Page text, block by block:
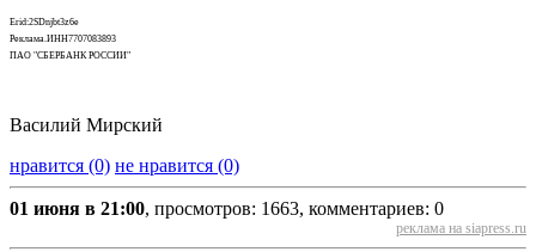
Erid:2SDnjbt3z6e
Реклама.ИНН7707083893
ПАО "СБЕРБАНК РОССИИ"
Василий Мирский
нравится (0) не нравится (0)
01 июня в 21:00, просмотров: 1663, комментариев: 0
реклама на siapress.ru